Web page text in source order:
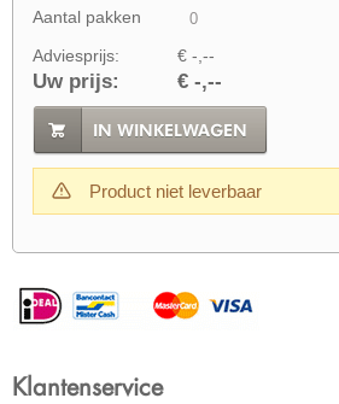
Aantal pakken
Adviesprijs: € -,--
Uw prijs: € -,--
IN WINKELWAGEN
Product niet leverbaar
Klantenservice